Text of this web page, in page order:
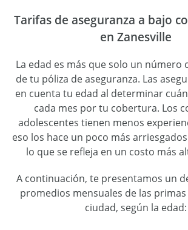
Tarifas de aseguranza a bajo
en Zanesville
La edad es más que solo un número
de tu póliza de aseguranza. Las
en cuenta tu edad al determinar
cada mes por tu cobertura. Los
adolescentes tienen menos
eso los hace un poco más
lo que se refleja en un costo más
A continuación, te presentamos un
promedios mensuales de las primas
ciudad, según la edad: